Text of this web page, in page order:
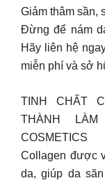
Giảm thâm sần,
Đừng để nám
Hãy liên hệ
miễn phí và sở
TINH CHẤT
THÀNH
COSMETICS
Collagen được
da, giúp da